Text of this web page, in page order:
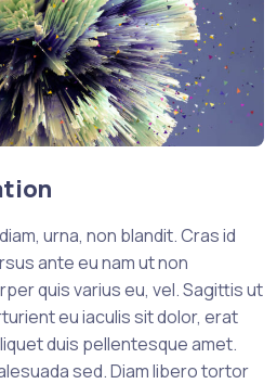
urna, non blandit. Cras id
ante eu nam ut non
quis varius eu, vel. Sagittis ut
eu iaculis sit dolor, erat
duis pellentesque amet.
sed. Diam libero tortor